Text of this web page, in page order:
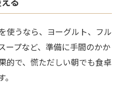
使うなら、ヨーグルト、フル
ープなど、準備に手間のかか
的で、慌ただしい朝でも食卓